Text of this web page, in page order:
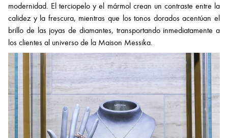
modernidad. El terciopelo y el mármol crean un contraste entre la
calidez y la frescura, mientras que los tonos dorados acentúan el
brillo de las joyas de diamantes, transportando inmediatamente a
los clientes al universo de la Maison Messika.